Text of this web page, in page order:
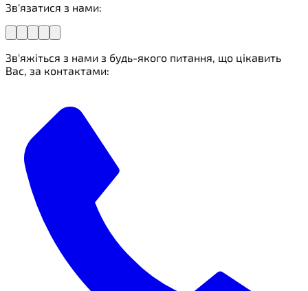
Зв'язатися з нами:
Зв'яжіться з нами з будь-якого питання, що цікавить
Вас, за контактами: